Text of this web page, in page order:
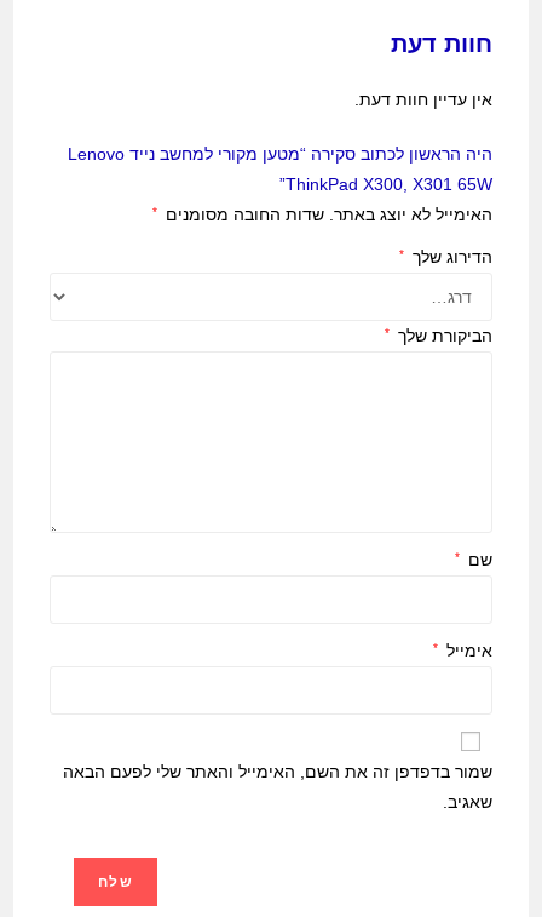
חוות דעת
אין עדיין חוות דעת.
היה הראשון לכתוב סקירה “מטען מקורי למחשב נייד Lenovo
ThinkPad X300, X301 65W”
האימייל לא יוצג באתר. שדות החובה מסומנים *
הדירוג שלך *
הביקורת שלך *
שם *
אימייל *
שמור בדפדפן זה את השם, האימייל והאתר שלי לפעם הבאה
שאגיב.